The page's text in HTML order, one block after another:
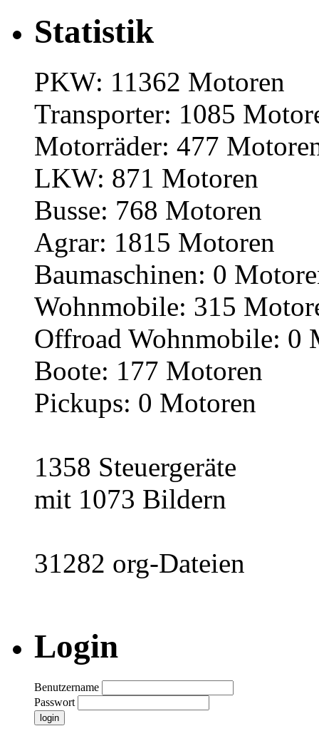
Statistik
PKW: 11362 Motoren
Transporter: 1085
Motorräder: 477
LKW: 871 Motoren
Busse: 768 Motoren
Agrar: 1815 Motoren
Baumaschinen: 0
Wohnmobile: 315
Offroad Wohnmobile: 0
Boote: 177 Motoren
Pickups: 0 Motoren
1358 Steuergeräte
mit 1073 Bildern
31282 org-Dateien
Login
Benutzername
Passwort